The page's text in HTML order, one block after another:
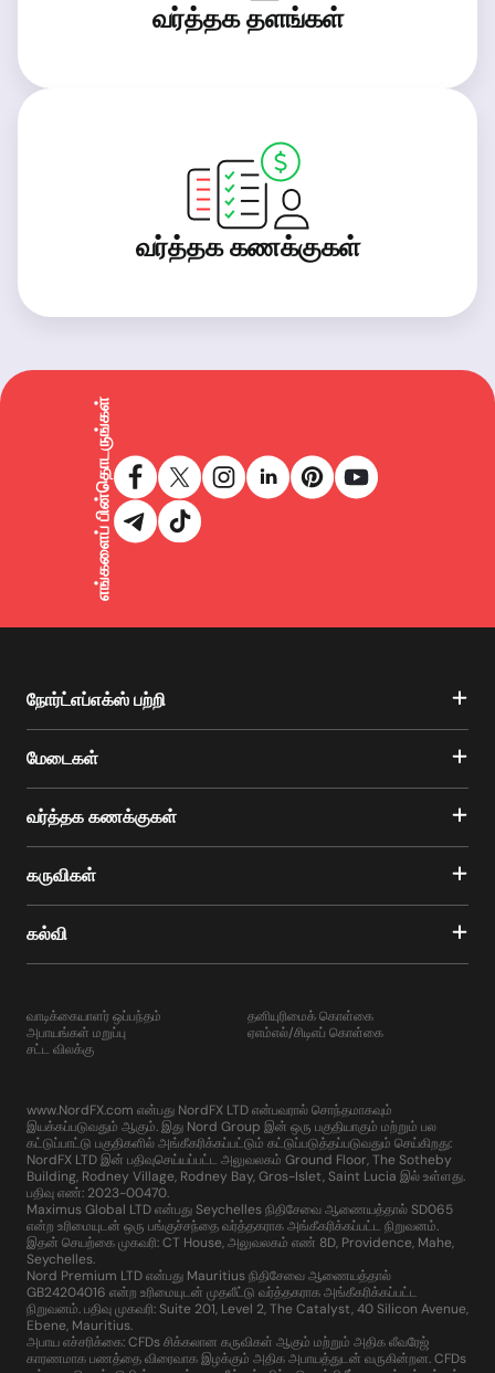
வர்த்தக தளங்கள்
வர்த்தக கணக்குகள்
எங்களைப் பின்தொடருங்கள்
நோர்ட்எப்எக்ஸ் பற்றி
மேடைகள்
வர்த்தக கணக்குகள்
கருவிகள்
கல்வி
வாடிக்கையாளர் ஒப்பந்தம்
அபாயங்கள் மறுப்பு
சட்ட விலக்கு
தனியுரிமைக் கொள்கை
ஏஎம்எல்/சிடிஎப் கொள்கை
www.NordFX.com என்பது NordFX LTD என்பவரால் சொந்தமாகவும்
இயக்கப்படுவதும் ஆகும். இது Nord Group இன் ஒரு பகுதியாகும் மற்றும் பல
கட்டுப்பாட்டு பகுதிகளில் அங்கீகரிக்கப்பட்டும் கட்டுப்படுத்தப்படுவதும் செய்கிறது:
NordFX LTD இன் பதிவுசெய்யப்பட்ட அலுவலகம் Ground Floor, The Sotheby
Building, Rodney Village, Rodney Bay, Gros-Islet, Saint Lucia இல் உள்ளது.
பதிவு எண்: 2023-00470.
Maximus Global LTD என்பது Seychelles நிதிசேவை ஆணையத்தால் SD065
என்ற உரிமையுடன் ஒரு பங்குச்சந்தை வர்த்தகராக அங்கீகரிக்கப்பட்ட நிறுவனம்.
இதன் செயற்கை முகவரி: CT House, அலுவலகம் எண் 8D, Providence, Mahe,
Seychelles.
Nord Premium LTD என்பது Mauritius நிதிசேவை ஆணையத்தால்
GB24204016 என்ற உரிமையுடன் முதலீட்டு வர்த்தகராக அங்கீகரிக்கப்பட்ட
நிறுவனம். பதிவு முகவரி: Suite 201, Level 2, The Catalyst, 40 Silicon Avenue,
Ebene, Mauritius.
அபாய எச்சரிக்கை: CFDs சிக்கலான கருவிகள் ஆகும் மற்றும் அதிக லீவரேஜ்
காரணமாக பணத்தை விரைவாக இழக்கும் அதிக அபாயத்துடன் வருகின்றன. CFDs